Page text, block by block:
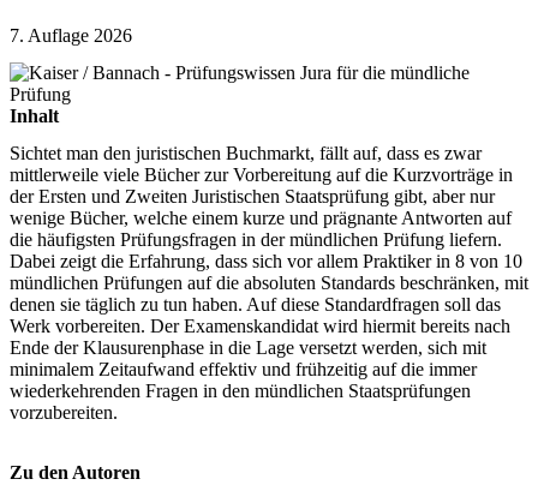
7. Auflage 2026
Inhalt
Sichtet man den juristischen Buchmarkt, fällt auf, dass es zwar
mittlerweile viele Bücher zur Vorbereitung auf die Kurzvorträge in
der Ersten und Zweiten Juristischen Staatsprüfung gibt, aber nur
wenige Bücher, welche einem kurze und prägnante Antworten auf
die häufigsten Prüfungsfragen in der mündlichen Prüfung liefern.
Dabei zeigt die Erfahrung, dass sich vor allem Praktiker in 8 von 10
mündlichen Prüfungen auf die absoluten Standards beschränken, mit
denen sie täglich zu tun haben. Auf diese Standardfragen soll das
Werk vorbereiten. Der Examenskandidat wird hiermit bereits nach
Ende der Klausurenphase in die Lage versetzt werden, sich mit
minimalem Zeitaufwand effektiv und frühzeitig auf die immer
wiederkehrenden Fragen in den mündlichen Staatsprüfungen
vorzubereiten.
Zu den Autoren